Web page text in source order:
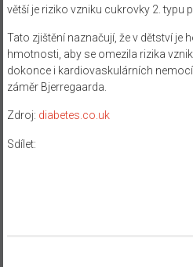
větší je riziko vzniku cukrovky 2. typu
Tato zjištění naznačují, že v dětství je
hmotnosti, aby se omezila rizika
dokonce i kardiovaskulárních
záměr Bjerregaarda.
Zdroj: diabetes.co.uk
Sdílet: